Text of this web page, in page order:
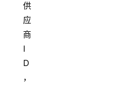
供
应
商
I
D
，